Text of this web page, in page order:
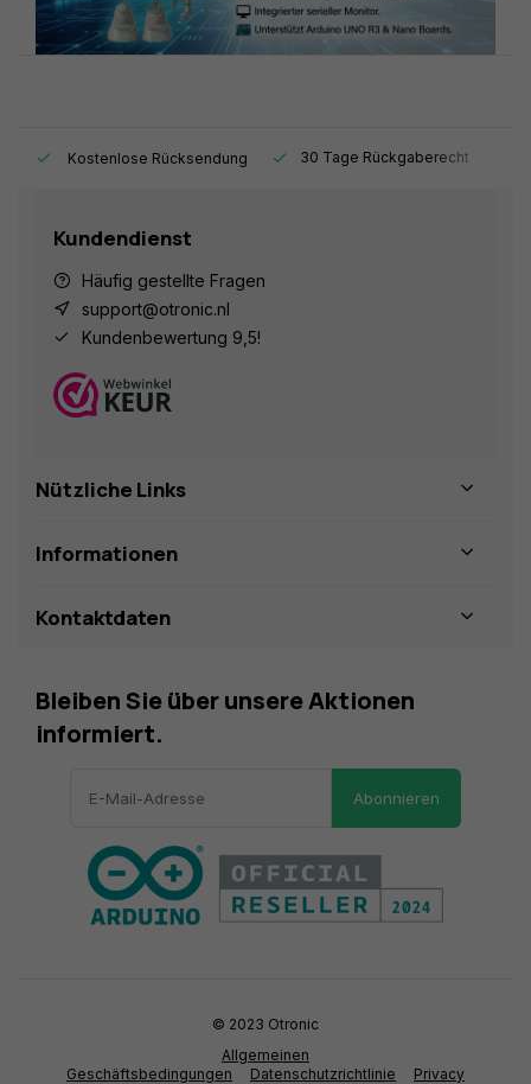
Kostenlose Rücksendung 30 Tage Rückgaberecht
Kundendienst
Häufig gestellte Fragen
support@otronic.nl
Kundenbewertung 9,5!
Nützliche Links
Informationen
Kontaktdaten
Bleiben Sie über unsere Aktionen
informiert.
Abonnieren
Allgemeinen
Geschäftsbedingungen
Datenschutzrichtlinie
Privacy
© 2023 Otronic